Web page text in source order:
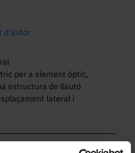
d'autor
per a element òptic,
estructura de llautó
lateral i
amb tambor graduat.
central destinat a
diafragma o altre
així com una escala